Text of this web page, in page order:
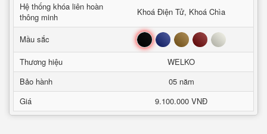
Hệ thống khóa liên hoàn
thông minh
Khoá Điện Tử, Khoá Chìa
Mầu sắc Đen Xanh Nâu Đỏ Trắng
Thương hiệu
WELKO
Bảo hành
05 năm
Giá
9.100.000 VNĐ